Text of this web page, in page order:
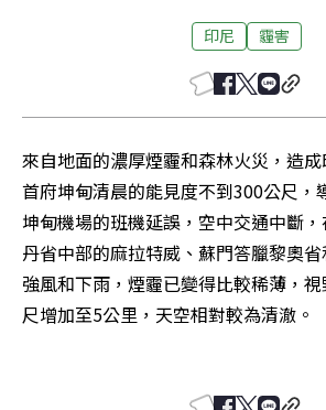
印尼 霾害
來自地面的濃厚煙霾和森林火災，造
首府坤甸清晨的能見度不到300公尺，
坤甸機場的班機延誤，空中交通中斷
丹省中部的麻拉特威、蘇門答臘黎奧
強風和下雨，煙霾已變得比較稀薄，
尺增加至5公里，天空相對較為清澈。